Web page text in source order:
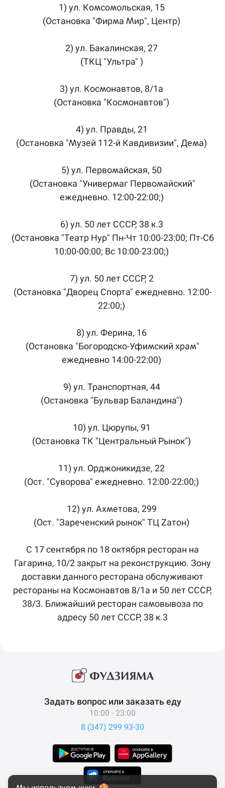
1) ул. Комсомольская, 15
(Остановка "Фирма Мир", Центр)
2) ул. Бакалинская, 27
(ТКЦ "Ультра" )
3) ул. Космонавтов, 8/1а
(Остановка "Космонавтов")
4) ул. Правды, 21
(Остановка "Музей 112-й Кавдивизии", Дема)
5) ул. Первомайская, 50
(Остановка "Универмаг Первомайский"
ежедневно. 12:00-22:00;)
6) ул. 50 лет СССР, 38 к.3
(Остановка "Театр Нур" Пн-Чт 10:00-23:00; Пт-Сб
10:00-00:00; Вс 10:00-23:00;)
7) ул. 50 лет СССР, 2
(Остановка "Дворец Спорта" ежедневно. 12:00-
22:00;)
8) ул. Ферина, 16
(Остановка "Богородско-Уфимский храм"
ежедневно 14:00-22:00)
9) ул. Транспортная, 44
(Остановка "Бульвар Баландина")
10) ул. Цюрупы, 91
(Остановка ТК "Центральный Рынок")
11) ул. Орджоникидзе, 22
(Ост. "Суворова" ежедневно. 12:00-22:00;)
12) ул. Ахметова, 299
(Ост. "Зареченский рынок" ТЦ Zатон)
С 17 сентября по 18 октября ресторан на
Гагарина, 10/2 закрыт на реконструкцию. Зону
доставки данного ресторана обслуживают
рестораны на Космонавтов 8/1а и 50 лет СССР,
38/3. Ближайший ресторан самовывоза по
адресу 50 лет СССР, 38 к.3
Задать вопрос или заказать еду
10:00 - 23:00
8 (347) 299 93-30